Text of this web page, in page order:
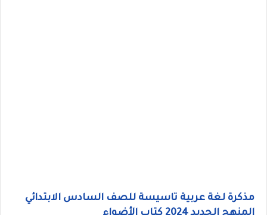
مذكرة لغة عربية تاسيسة للصف السادس الابتدائي